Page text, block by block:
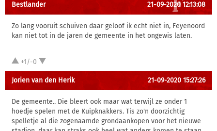
Bestlander 21-09-2020 12:13:08
Zo lang vooruit schuiven daar geloof ik echt niet in, Feyenoord
kan niet tot in de jaren de gemeente in het ongewis laten.
+1/-0
Jorien van den Herik 21-09-2020 15:27:26
De gemeente.. Die bleert ook maar wat terwijl ze onder 1
hoedje spelen met de Kuipknakkers. Tis zo'n doorzichtig
spelletje al die zogenaamde grondaankopen voor het nieuwe